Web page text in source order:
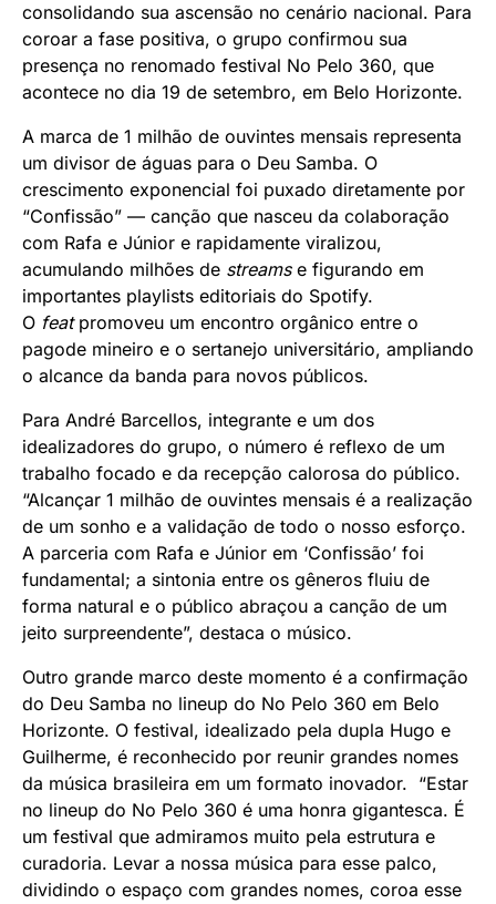
consolidando sua ascensão no cenário nacional. Para
coroar a fase positiva, o grupo confirmou sua
presença no renomado festival No Pelo 360, que
acontece no dia 19 de setembro, em Belo Horizonte.
A marca de 1 milhão de ouvintes mensais representa
um divisor de águas para o Deu Samba. O
crescimento exponencial foi puxado diretamente por
“Confissão” — canção que nasceu da colaboração
com Rafa e Júnior e rapidamente viralizou,
acumulando milhões de streamse figurando em
importantes playlists editoriais do Spotify.
O featpromoveu um encontro orgânico entre o
pagode mineiro e o sertanejo universitário, ampliando
o alcance da banda para novos públicos.
Para André Barcellos, integrante e um dos
idealizadores do grupo, o número é reflexo de um
trabalho focado e da recepção calorosa do público.
“Alcançar 1 milhão de ouvintes mensais é a realização
de um sonho e a validação de todo o nosso esforço.
A parceria com Rafa e Júnior em ‘Confissão’ foi
fundamental; a sintonia entre os gêneros fluiu de
forma natural e o público abraçou a canção de um
jeito surpreendente”, destaca o músico.
Outro grande marco deste momento é a confirmação
do Deu Samba no lineup do No Pelo 360 em Belo
Horizonte. O festival, idealizado pela dupla Hugo e
Guilherme, é reconhecido por reunir grandes nomes
da música brasileira em um formato inovador. “Estar
no lineup do No Pelo 360 é uma honra gigantesca. É
um festival que admiramos muito pela estrutura e
curadoria. Levar a nossa música para esse palco,
dividindo o espaço com grandes nomes, coroa esse